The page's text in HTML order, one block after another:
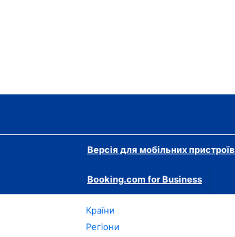
Версія для мобільних пристроїв
Booking.com for Business
Країни
Регіони